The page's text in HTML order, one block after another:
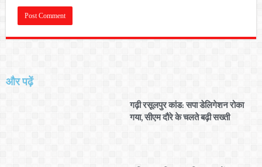
और पढ़ें
गढ़ी रसूलपुर कांड: सपा डेलिगेशन रोका
गया, सीएम दौरे के चलते बढ़ी सख्ती